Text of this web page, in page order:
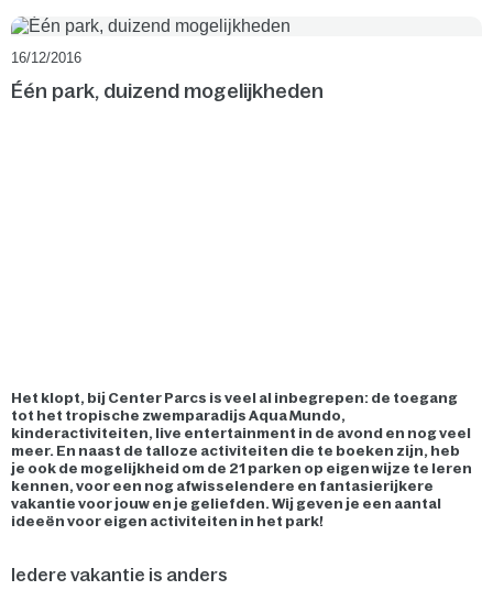
16/12/2016
Één park, duizend mogelijkheden
Het klopt, bij Center Parcs is veel al inbegrepen: de toegang
tot het tropische zwemparadijs Aqua Mundo,
kinderactiviteiten, live entertainment in de avond en nog veel
meer. En naast de talloze activiteiten die te boeken zijn, heb
je ook de mogelijkheid om de 21 parken op eigen wijze te leren
kennen, voor een nog afwisselendere en fantasierijkere
vakantie voor jouw en je geliefden. Wij geven je een aantal
ideeën voor eigen activiteiten in het park!
Iedere vakantie is anders